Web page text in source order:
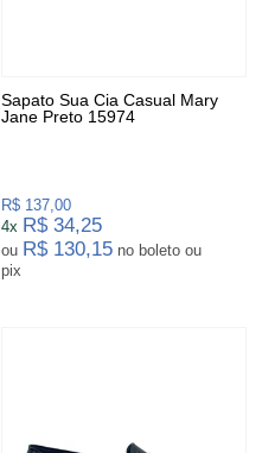
Sapato Sua Cia Casual Mary
Jane Preto 15974
R$ 137,00
4x R$ 34,25
ou R$ 130,15 no boleto ou
pix